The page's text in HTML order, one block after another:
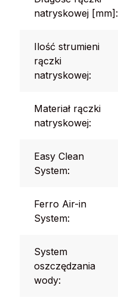
natryskowej [mm]:
Ilość strumieni
rączki
natryskowej:
Materiał rączki
natryskowej:
Easy Clean
System:
Ferro Air-in
System:
System
oszczędzania
wody: